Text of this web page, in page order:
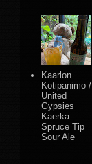
Kaarlon
Kotipanimo /
United
Gypsies
Kaerka
Spruce Tip
Sour Ale